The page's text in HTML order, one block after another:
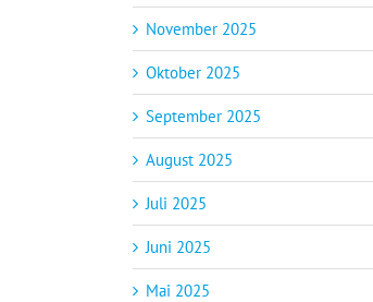
November 2025
Oktober 2025
September 2025
August 2025
Juli 2025
Juni 2025
Mai 2025